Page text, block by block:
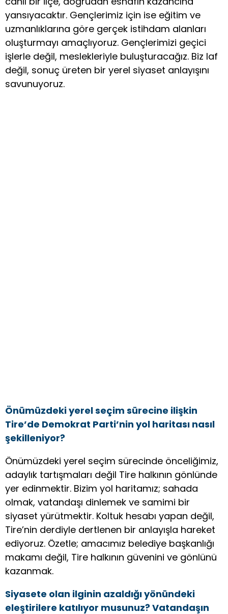
yansıyacaktır. Gençlerimiz için ise eğitim ve
uzmanlıklarına göre gerçek istihdam alanları
oluşturmayı amaçlıyoruz. Gençlerimizi geçici
işlerle değil, meslekleriyle buluşturacağız. Biz laf
değil, sonuç üreten bir yerel siyaset anlayışını
savunuyoruz.
Önümüzdeki yerel seçim sürecine ilişkin
Tire’de Demokrat Parti’nin yol haritası nasıl
şekilleniyor?
Önümüzdeki yerel seçim sürecinde önceliğimiz,
adaylık tartışmaları değil Tire halkının gönlünde
yer edinmektir. Bizim yol haritamız; sahada
olmak, vatandaşı dinlemek ve samimi bir
siyaset yürütmektir. Koltuk hesabı yapan değil,
Tire’nin derdiyle dertlenen bir anlayışla hareket
ediyoruz. Özetle; amacımız belediye başkanlığı
makamı değil, Tire halkının güvenini ve gönlünü
kazanmak.
Siyasete olan ilginin azaldığı yönündeki
eleştirilere katılıyor musunuz? Vatandaşın